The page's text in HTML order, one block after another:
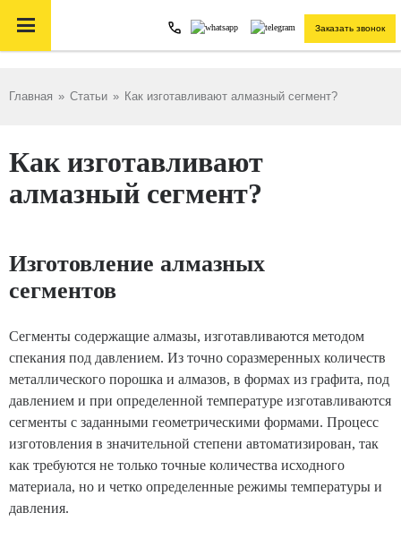
 Заказать звонок
Главная » Статьи » Как изготавливают алмазный сегмент?
Как изготавливают
алмазный сегмент?
Изготовление алмазных
сегментов
Сегменты содержащие алмазы, изготавливаются методом
спекания под давлением. Из точно соразмеренных количеств
металлического порошка и алмазов, в формах из графита, под
давлением и при определенной температуре изготавливаются
сегменты с заданными геометрическими формами. Процесс
изготовления в значительной степени автоматизирован, так
как требуются не только точные количества исходного
материала, но и четко определенные режимы температуры и
давления.